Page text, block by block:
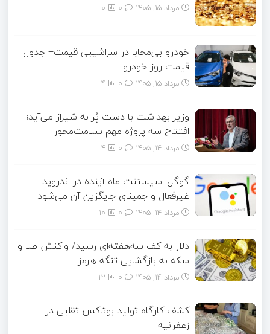
مرداد ۱۵, ۱۴۰۵ 0
خودرو بی‌محابا در سراشیبی قیمت+ جدول
قیمت روز خودرو
مرداد ۱۵, ۱۴۰۵ 4
وزیر بهداشت با دست پُر به شیراز می‌آید؛
افتتاح سه پروژه مهم سلامت‌محور
مرداد ۱۴, ۱۴۰۵ 4
گوگل اسیستنت ماه آینده در اندروید
غیرفعال و جمینای جایگزین آن می‌شود
مرداد ۱۴, ۱۴۰۵ 10
دلار به کف سه‌هفته‌ای رسید/ واکنش طلا و
سکه به بازگشایی تنگه هرمز
مرداد ۱۴, ۱۴۰۵ 12
کشف کارگاه تولید بوتاکس تقلبی در
زعفرانیه